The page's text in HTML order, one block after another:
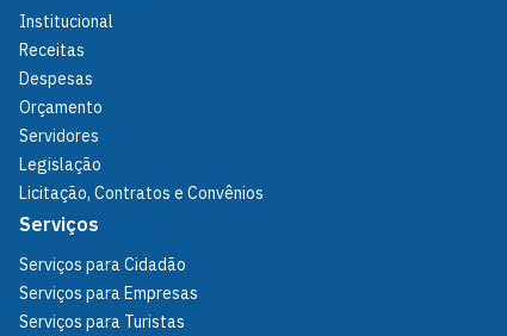
Institucional
Receitas
Despesas
Orçamento
Servidores
Legislação
Licitação, Contratos e Convênios
Serviços
Serviços para Cidadão
Serviços para Empresas
Serviços para Turistas